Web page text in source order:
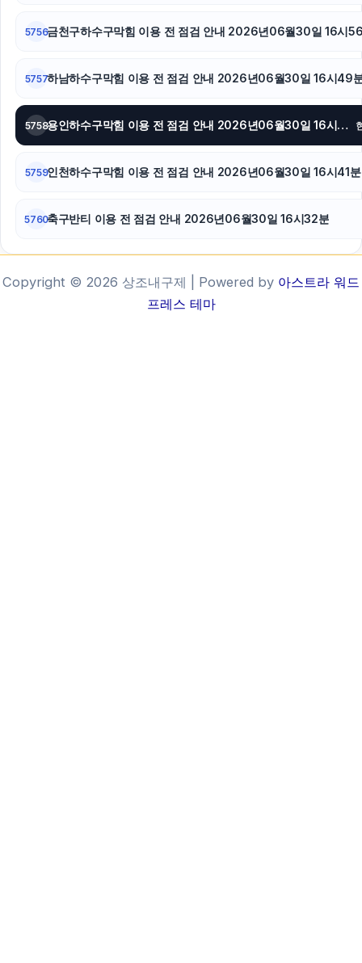
5756금천구하수구막힘 이용 전 점검 안내 2026년06월30일 16시
5757하남하수구막힘 이용 전 점검 안내 2026년06월30일 16시49
5758 용인하수구막힘 이용 전 점검 안내 2026년06월30일 16시44분
5759인천하수구막힘 이용 전 점검 안내 2026년06월30일 16시41분
5760축구반티 이용 전 점검 안내 2026년06월30일 16시32분
Copyright © 2026 상조내구제 | Powered by 아스트라 워드
프레스 테마